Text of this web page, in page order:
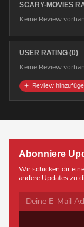
SCARY-MOVIES
Keine Review
USER RATING (0)
Keine Review
Review
Abonniere
Wir schicken dir
andere Updates zu